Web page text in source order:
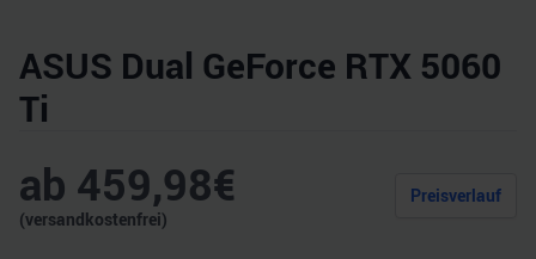
ASUS Dual GeForce RTX 5060
Ti
ab 459,98€
(versandkostenfrei)
Preisverlauf